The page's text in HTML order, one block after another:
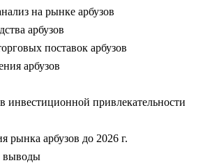
на рынке арбузов
арбузов
поставок арбузов
арбузов
инвестиционной привлекательности
рынка арбузов до 2026 г.
выводы